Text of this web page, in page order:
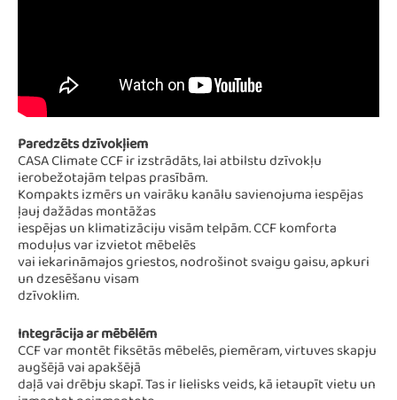
Paredzēts dzīvokļiem
CASA Climate CCF ir izstrādāts, lai atbilstu dzīvokļu
ierobežotajām telpas prasībām.
Kompakts izmērs un vairāku kanālu savienojuma iespējas
ļauj dažādas montāžas
iespējas un klimatizāciju visām telpām. CCF komforta
moduļus var izvietot mēbelēs
vai iekarināmajos griestos, nodrošinot svaigu gaisu, apkuri
un dzesēšanu visam
dzīvoklim.
Integrācija ar mēbēlēm
CCF var montēt fiksētās mēbelēs, piemēram, virtuves skapju
augšējā vai apakšējā
daļā vai drēbju skapī. Tas ir lielisks veids, kā ietaupīt vietu un